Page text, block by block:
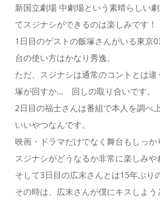
新国立劇場 中劇場という素晴らしい
てスジナシができるのは楽しみです！
1日目のゲストの飯塚さんがいる東京
台の使い方はかなり秀逸。
ただ、スジナシは通常のコントとは
塚が回すか… 回しの取り合いです。
2日目の福士さんは番組で本人を調べ
いいやつなんです。
映画・ドラマだけでなく舞台もしっ
スジナシがどうなるか非常に楽しみや
そして3日目の広末さんとは15年ぶり
その時は、広末さんが僕にキスしよ